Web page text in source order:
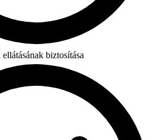
biztosítása